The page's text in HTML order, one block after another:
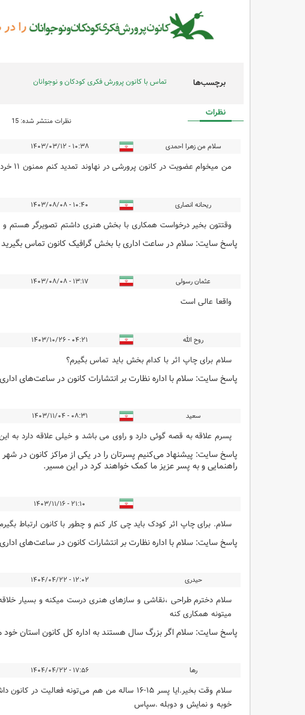
برچسب‌ها تماس با کانون پرورش فکری کودکان و نوجوانان
نظرات
نظرات منتشر شده: 15
سلام من زهرا احمدی ۱۰:۳۸ - ۱۴۰۳/۰۳/۱۲
من میخوام عضویت در کانون پرورشی در نهاوند تمدید کنم ممنون ۱۱ خرداد ۱۴۰۳ ممنون
ریحانه انصاری ۱۰:۴۰ - ۱۴۰۳/۰۸/۰۸
وقتتون بخیر درخواست همکاری با بخش هنری داشتم تصویرگر هستم و
پاسخ سایت: سلام در ساعت اداری با بخش گرافیک کانون تماس بگیرید 02184014
عثمان رسولی ۱۳:۱۷ - ۱۴۰۳/۰۸/۰۸
واقعا عالی است
روح الله ۰۴:۲۱ - ۱۴۰۳/۱۰/۲۶
سلام برای چاپ اثر با کدام بخش باید تماس بگیرم؟
پاسخ سایت: سلام با اداره نظارت بر انتشارات کانون در ساعت‌های اداری 02184014
سعید ۰۸:۳۱ - ۱۴۰۳/۱۱/۰۴
پسرم علاقه به قصه گوئی دارد و راوی می باشد و خیلی علاقه دارد به
پاسخ سایت: پیشنهاد می‌کنیم پسرتان را در یکی از مراکز کانون در
راهنمایی و به پسر عزیز ما کمک خواهند کرد در این مسیر.
۲۱:۱۰ - ۱۴۰۳/۱۱/۱۶
سلام. برای چاپ اثر کودک باید چی کار کنم و چطور با کانون ارتباط
پاسخ سایت: سلام با اداره نظارت بر انتشارات کانون در ساعت‌های اداری تماس
حیدری ۱۲:۰۲ - ۱۴۰۴/۰۴/۲۲
سلام دخترم طراحی ،نقاشی و سازهای هنری درست میکنه و بسیار
میتونه همکاری کنه
پاسخ سایت: سلام اگر بزرگ سال هستند به اداره کل کانون استان خود
رها ۱۷:۵۶ - ۱۴۰۴/۰۴/۲۲
سلام وقت بخیر.ایا پسر ۱۵-۱۶ ساله من هم می‌تونه
خوبه و نمایش و دوبله .سپاس